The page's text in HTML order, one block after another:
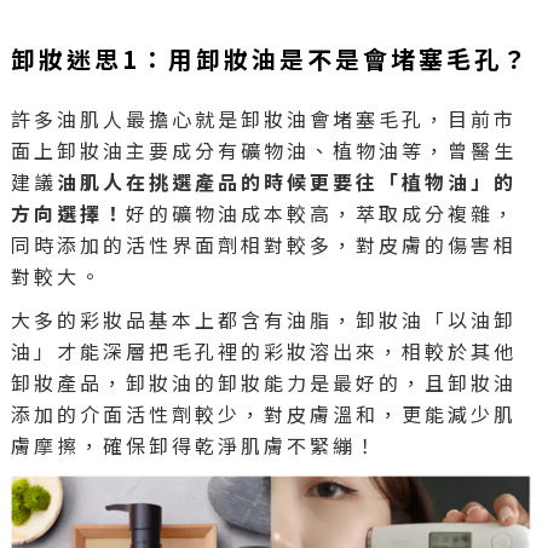
卸妝迷思1：用卸妝油是不是會堵塞毛孔？
許多油肌人最擔心就是卸妝油會堵塞毛孔，目前市
面上卸妝油主要成分有礦物油、植物油等，曾醫生
建議油肌人在挑選產品的時候更要往「植物油」的
方向選擇！ 好的礦物油成本較高，萃取成分複雜，
同時添加的活性界面劑相對較多，對皮膚的傷害相
對較大。
大多的彩妝品基本上都含有油脂，卸妝油「以油卸
油」才能深層把毛孔裡的彩妝溶出來，相較於其他
卸妝產品，卸妝油的卸妝能力是最好的，且卸妝油
添加的介面活性劑較少，對皮膚溫和，更能減少肌
膚摩擦，確保卸得乾淨肌膚不緊繃！